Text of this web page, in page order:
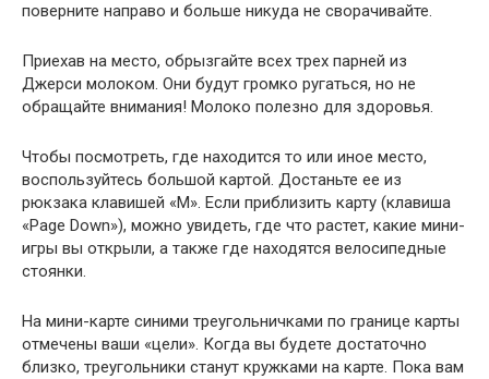
поверните направо и больше никуда не сворачивайте.
Приехав на место, обрызгайте всех трех парней из
Джерси молоком. Они будут громко ругаться, но не
обращайте внимания! Молоко полезно для здоровья.
Чтобы посмотреть, где находится то или иное место,
воспользуйтесь большой картой. Достаньте ее из
рюкзака клавишей «М». Если приблизить карту (клавиша
«Page Down»), можно увидеть, где что растет, какие мини-
игры вы открыли, а также где находятся велосипедные
стоянки.
На мини-карте синими треугольничками по границе карты
отмечены ваши «цели». Когда вы будете достаточно
близко, треугольники станут кружками на карте. Пока вам